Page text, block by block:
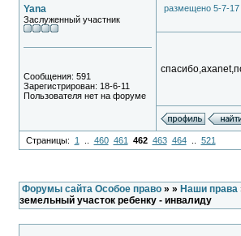
Yana
Заслуженный участник
Сообщения: 591
Зарегистрирован: 18-6-11
Пользователя нет на форуме
размещено 5-7-17
Страницы: 1 460 461 462 463 464.. 521
Форумы сайта Особое право» » Наши права
земельный участок ребенку - инвалиду